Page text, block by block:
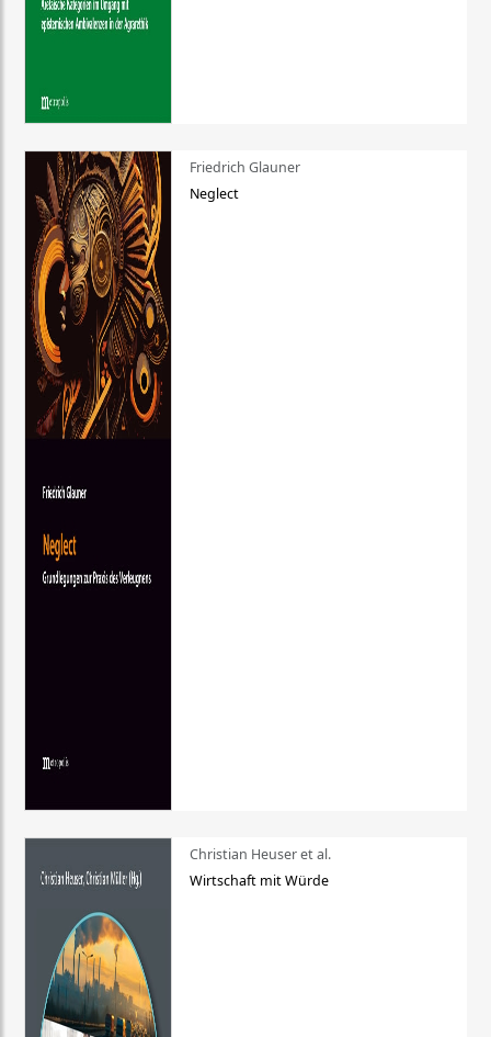
Friedrich Glauner
Neglect
Christian Heuser et al.
Wirtschaft mit Würde